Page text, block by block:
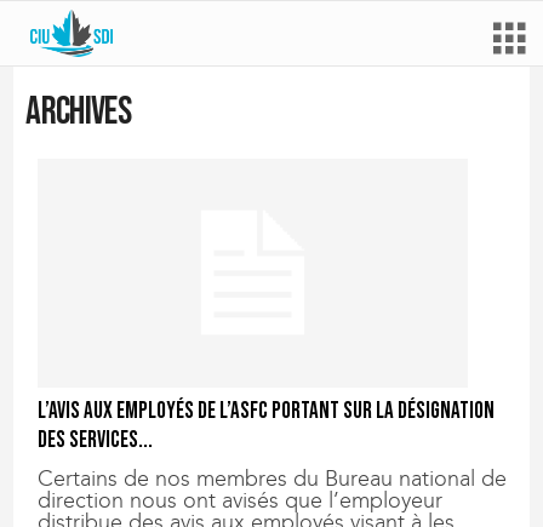
Archives
L’Avis aux employés de l’ASFC portant sur la désignation
des services...
Certains de nos membres du Bureau national de
direction nous ont avisés que l’employeur